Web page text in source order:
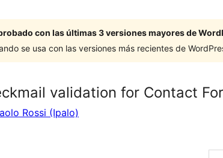
con las últimas 3 versiones mayores de
se usa con las versiones más recientes de
validation for Contact
Rossi (Ipalo)